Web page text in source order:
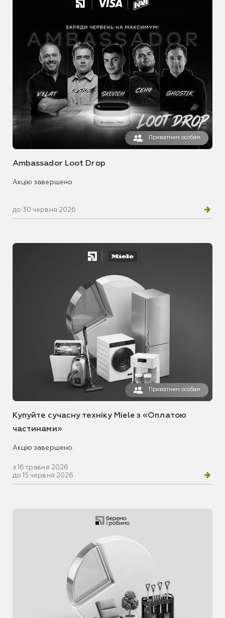
Приватним особам
Ambassador Loot Drop
Акцію завершено.
до 30 червня 2026
Приватним особам
Купуйте сучасну техніку Miele з «Оплатою
частинами»
Акцію завершено.
з 16 травня 2026
до 15 червня 2026